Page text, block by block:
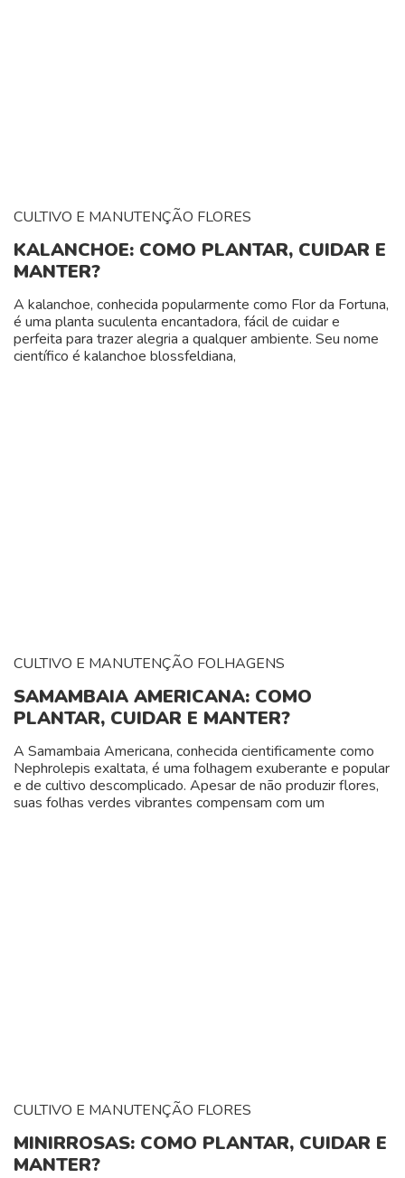
CULTIVO E MANUTENÇÃO FLORES
KALANCHOE: COMO PLANTAR, CUIDAR E
MANTER?
A kalanchoe, conhecida popularmente como Flor da Fortuna,
é uma planta suculenta encantadora, fácil de cuidar e
perfeita para trazer alegria a qualquer ambiente. Seu nome
científico é kalanchoe blossfeldiana,
CULTIVO E MANUTENÇÃO FOLHAGENS
SAMAMBAIA AMERICANA: COMO
PLANTAR, CUIDAR E MANTER?
A Samambaia Americana, conhecida cientificamente como
Nephrolepis exaltata, é uma folhagem exuberante e popular
e de cultivo descomplicado. Apesar de não produzir flores,
suas folhas verdes vibrantes compensam com um
CULTIVO E MANUTENÇÃO FLORES
MINIRROSAS: COMO PLANTAR, CUIDAR E
MANTER?